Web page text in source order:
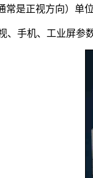
是正视方向）单
手机、工业屏参